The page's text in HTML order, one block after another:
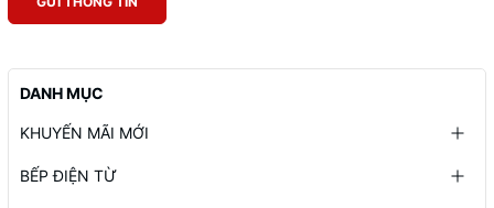
DANH MỤC
KHUYẾN MÃI MỚI
BẾP ĐIỆN TỪ